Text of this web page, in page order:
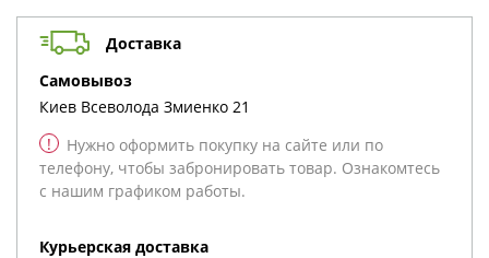
Доставка
cамовывоз
Киев Всеволода Змиенко 21
!
Нужно оформить покупку на сайте или по
телефону, чтобы забронировать товар. Ознакомтесь
с нашим графиком работы.
Курьерская доставка